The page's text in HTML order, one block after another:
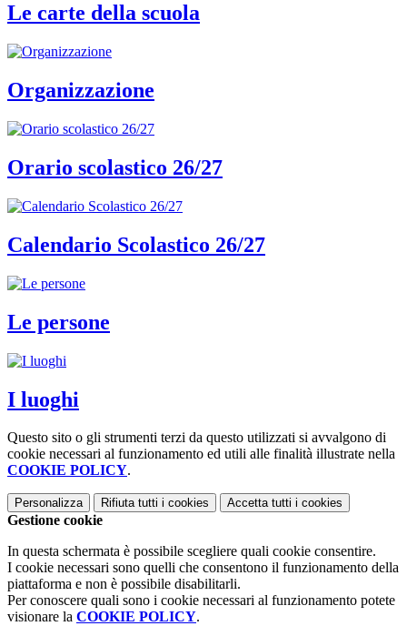
Le carte della scuola
Organizzazione
Orario scolastico 26/27
Calendario Scolastico 26/27
Le persone
I luoghi
Questo sito o gli strumenti terzi da questo utilizzati si avvalgono di
cookie necessari al funzionamento ed utili alle finalità illustrate nella
COOKIE POLICY.
Personalizza Rifiuta tutti i cookies Accetta tutti i cookies
Gestione cookie
In questa schermata è possibile scegliere quali cookie consentire.
I cookie necessari sono quelli che consentono il funzionamento della
piattaforma e non è possibile disabilitarli.
Per conoscere quali sono i cookie necessari al funzionamento potete
visionare la COOKIE POLICY.